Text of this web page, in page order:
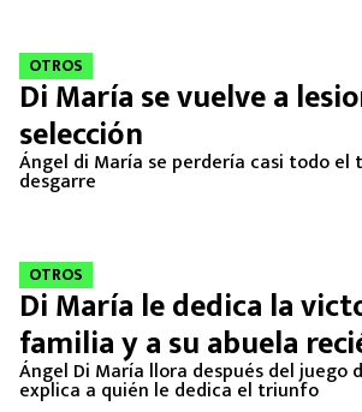
SELECCIÓN MEXICANA
FUTBOL INTERNACIONAL
FUTBOL ESTUFA
FÓRMULA 1
BOXEO
OTROS
Di María se vuelve a
selección
Ángel di María se perdería casi todo el
desgarre
OTROS
Di María le dedica la
familia y a su abuela
Ángel Di María llora después del juego
explica a quién le dedica el triunfo